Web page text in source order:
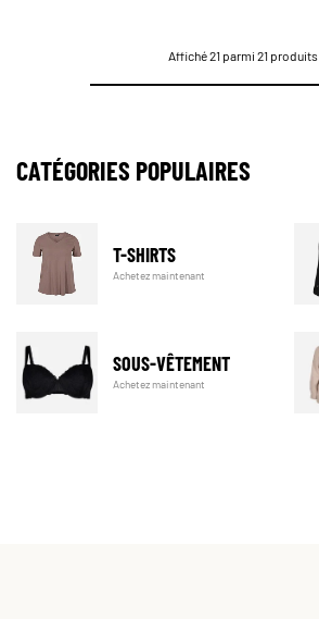
Affiché 21 parmi 21 produits
CATÉGORIES POPULAIRES
T-SHIRTS
Achetez maintenant
SOUS-VÊTEMENT
Achetez maintenant